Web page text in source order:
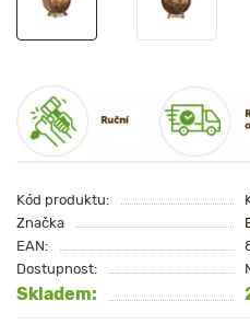
Kód produktu:
Značka
EAN:
Dostupnost:
Skladem: